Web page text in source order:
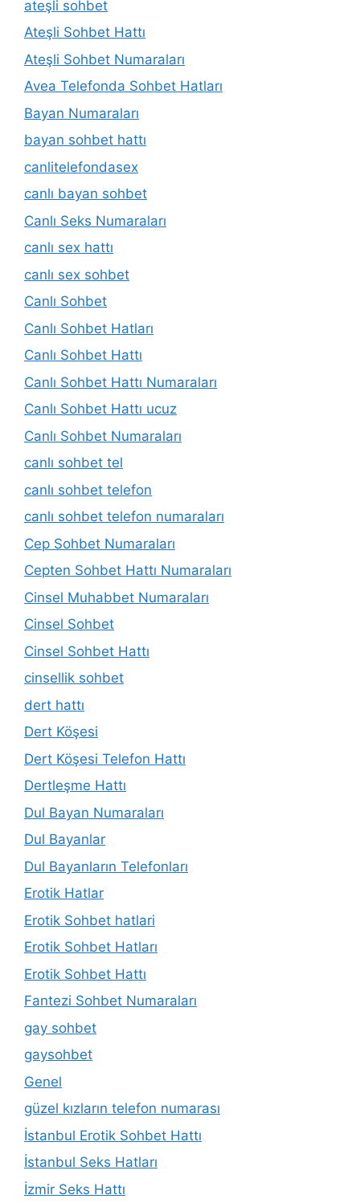
ateşli sohbet
Ateşli Sohbet Hattı
Ateşli Sohbet Numaraları
Avea Telefonda Sohbet Hatları
Bayan Numaraları
bayan sohbet hattı
canlitelefondasex
canlı bayan sohbet
Canlı Seks Numaraları
canlı sex hattı
canlı sex sohbet
Canlı Sohbet
Canlı Sohbet Hatları
Canlı Sohbet Hattı
Canlı Sohbet Hattı Numaraları
Canlı Sohbet Hattı ucuz
Canlı Sohbet Numaraları
canlı sohbet tel
canlı sohbet telefon
canlı sohbet telefon numaraları
Cep Sohbet Numaraları
Cepten Sohbet Hattı Numaraları
Cinsel Muhabbet Numaraları
Cinsel Sohbet
Cinsel Sohbet Hattı
cinsellik sohbet
dert hattı
Dert Köşesi
Dert Köşesi Telefon Hattı
Dertleşme Hattı
Dul Bayan Numaraları
Dul Bayanlar
Dul Bayanların Telefonları
Erotik Hatlar
Erotik Sohbet hatlari
Erotik Sohbet Hatları
Erotik Sohbet Hattı
Fantezi Sohbet Numaraları
gay sohbet
gaysohbet
Genel
güzel kızların telefon numarası
İstanbul Erotik Sohbet Hattı
İstanbul Seks Hatları
İzmir Seks Hattı